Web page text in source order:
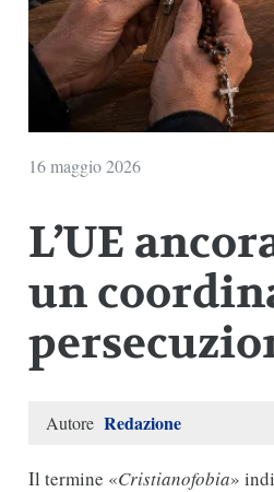
16 maggio 2026
L’UE
un
Autore Redazione
Il termine «Cristianofobia»